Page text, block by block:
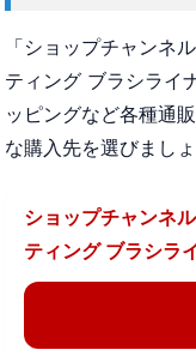
「ショップチャン
ティング ブラシライ
ッピングなど各種通
な購入先を選びましょ
ショップチャンネ
ティング ブラシラ